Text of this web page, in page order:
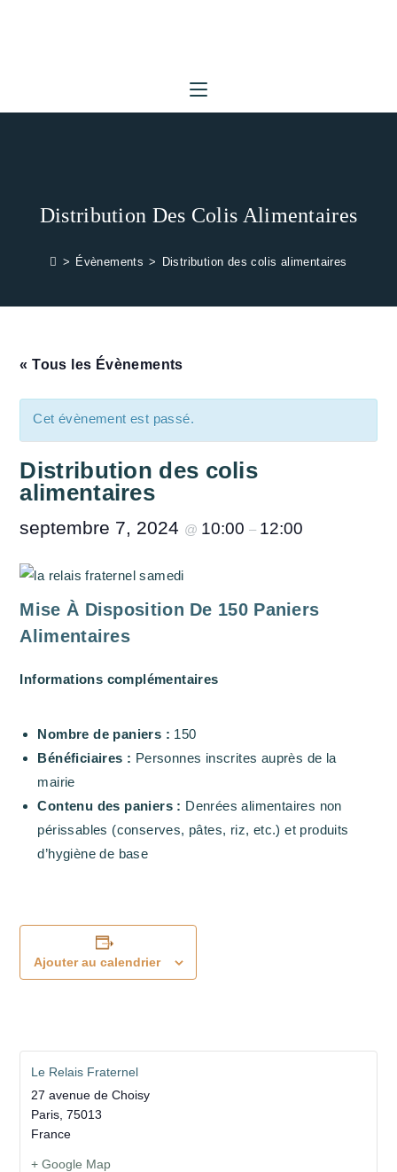
Distribution Des Colis Alimentaires
> Évènements > Distribution des colis alimentaires
« Tous les Évènements
Cet évènement est passé.
Distribution des colis
alimentaires
septembre 7, 2024 @ 10:00– 12:00
Mise À Disposition De 150 Paniers
Alimentaires
Informations complémentaires
Nombre de paniers : 150
Bénéficiaires : Personnes inscrites auprès de la
mairie
Contenu des paniers : Denrées alimentaires non
périssables (conserves, pâtes, riz, etc.) et produits
d’hygiène de base
Ajouter au calendrier
Le Relais Fraternel
27 avenue de Choisy
Paris 75013
France
+ Google Map